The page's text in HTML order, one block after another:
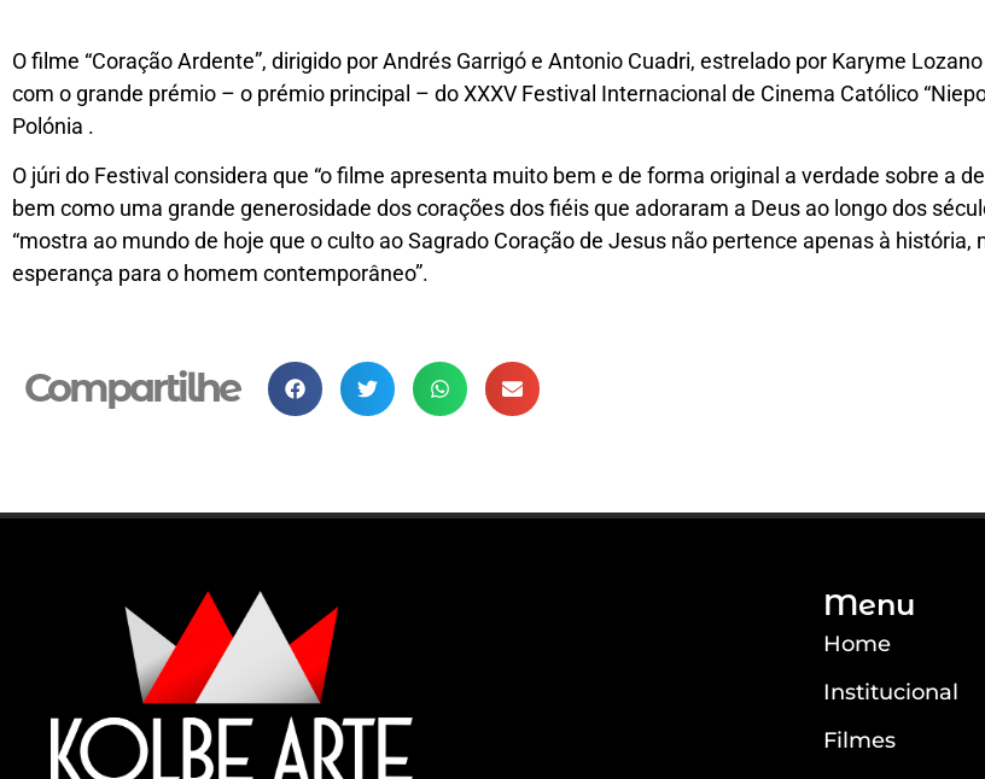
O filme “Coração Ardente”, dirigido por Andrés Garrigó e Antonio Cuadri, estrelado por Karyme
com o grande prémio – o prémio principal – do XXXV Festival Internacional de Cinema Católico
Polónia .
O júri do Festival considera que “o filme apresenta muito bem e de forma original a verdade sobre a
bem como uma grande generosidade dos corações dos fiéis que adoraram a Deus ao longo dos
“mostra ao mundo de hoje que o culto ao Sagrado Coração de Jesus não pertence apenas à história,
esperança para o homem contemporâneo”.
Compartilhe
Menu
Home
Institucional
Filmes